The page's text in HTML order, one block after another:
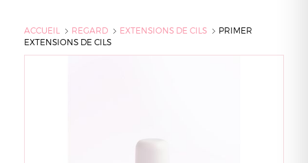
ACCUEIL REGARD EXTENSIONS DE CILS
PRIMER
EXTENSIONS DE CILS